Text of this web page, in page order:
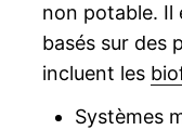
non potable. Il
basés sur des
incluent les
Systèmes